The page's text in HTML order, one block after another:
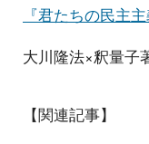
『君たちの民主
大川隆法×釈量子
【関連記事】